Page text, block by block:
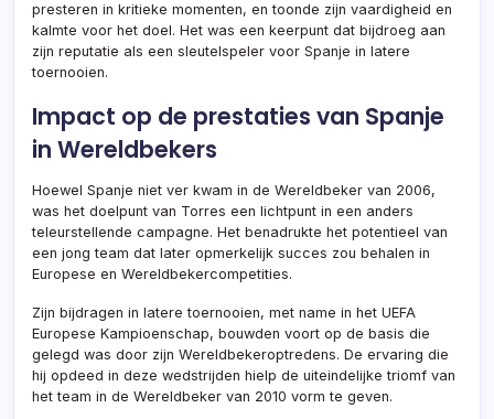
presteren in kritieke momenten, en toonde zijn vaardigheid en
kalmte voor het doel. Het was een keerpunt dat bijdroeg aan
zijn reputatie als een sleutelspeler voor Spanje in latere
toernooien.
Impact op de prestaties van Spanje
in Wereldbekers
Hoewel Spanje niet ver kwam in de Wereldbeker van 2006,
was het doelpunt van Torres een lichtpunt in een anders
teleurstellende campagne. Het benadrukte het potentieel van
een jong team dat later opmerkelijk succes zou behalen in
Europese en Wereldbekercompetities.
Zijn bijdragen in latere toernooien, met name in het UEFA
Europese Kampioenschap, bouwden voort op de basis die
gelegd was door zijn Wereldbekeroptredens. De ervaring die
hij opdeed in deze wedstrijden hielp de uiteindelijke triomf van
het team in de Wereldbeker van 2010 vorm te geven.